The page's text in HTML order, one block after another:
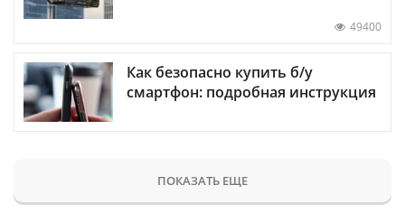
49400
Как безопасно купить б/у
смартфон: подробная инструкция
ПОКАЗАТЬ ЕЩЕ